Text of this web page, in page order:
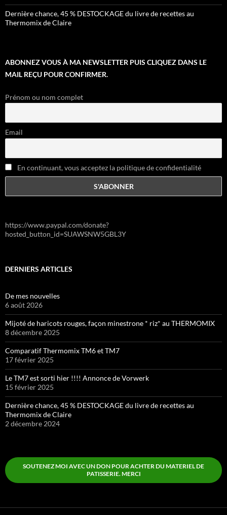
Dernière chance, 45 % DESTOCKAGE du livre de recettes au
Thermomix de Claire
ABONNEZ VOUS À MA NEWSLETTER PUIS CLIQUEZ DANS LE
MAIL REÇU POUR CONFIRMER.
Prénom ou nom complet
Email
En continuant, vous acceptez la politique de confidentialité
https://www.paypal.com/donate?
hosted_button_id=SUAWSNW5GBL3Y
DERNIERS ARTICLES
De mes nouvelles
6 août 2026
Mijoté de haricots rouges, façon minestrone * riz* au THERMOMIX
8 décembre 2025
Comparatif Thermomix TM6 et TM7
17 février 2025
Le TM7 est sorti hier !!!! Annonce de Vorwerk
15 février 2025
Dernière chance, 45 % DESTOCKAGE du livre de recettes au
Thermomix de Claire
2 décembre 2024
SOUTENEZ MOI AVEC UN DON POUR ACHTER DU MATERIEL DE
PATISSERIE. MERCI